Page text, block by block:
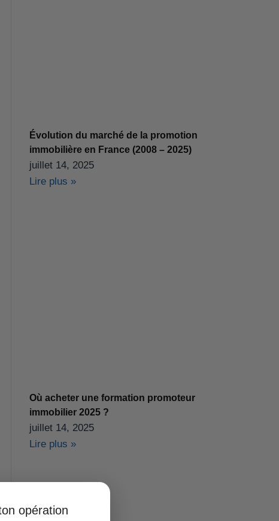
Évolution du marché de la promotion
immobilière en France (2008 – 2025)
juillet 14, 2025
Lire plus »
Où acheter une formation promoteur
immobilier 2025 ?
juillet 14, 2025
Lire plus »
opération